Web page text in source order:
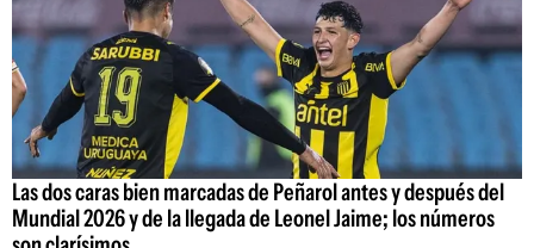
Las dos caras bien marcadas de Peñarol antes y después del
Mundial 2026 y de la llegada de Leonel Jaime; los números